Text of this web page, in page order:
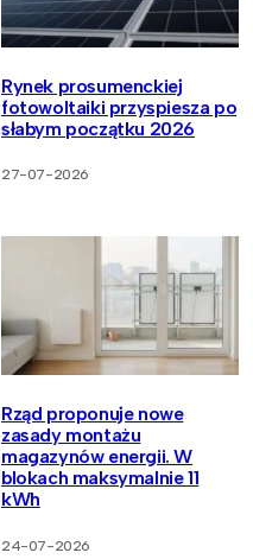
Rynek prosumenckiej
fotowoltaiki przyspiesza po
słabym początku 2026
27-07-2026
Rząd proponuje nowe
zasady montażu
magazynów energii. W
blokach maksymalnie 11
kWh
24-07-2026